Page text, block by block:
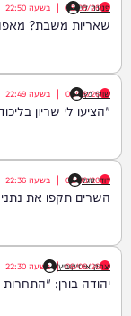
פנינה לוי
08/08/26
| בשעה 22:50
שאריות משבת?
שוקי כץ
08/08/26
| בשעה 22:49
"הציעו לי שריון
דודי סגל
08/08/26
| בשעה 22:36
השרים תקפו את
יצחק אייזיקוביץ'
08/08/26
| בשעה 22:30
יהודה בורן: